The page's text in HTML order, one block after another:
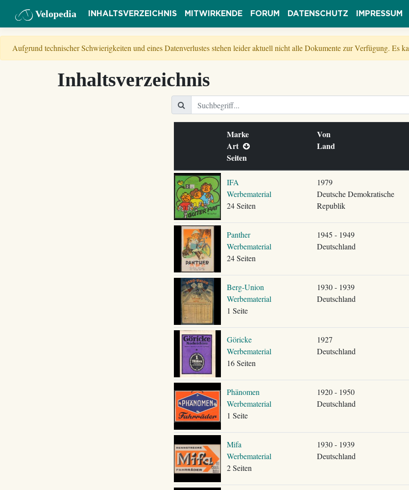
Velopedia INHALTSVERZEICHNIS MITWIRKENDE FORUM DATENSCHUTZ IMPRESSUM
Aufgrund technischer Schwierigkeiten und eines Datenverlustes stehen leider aktuell nicht alle Dokumente zur Verfügung. Es
Inhaltsverzeichnis
Marke
Art
Seiten
Von
Land
IFA
Werbematerial
24 Seiten
1979
Deutsche Demokratische
Republik
Panther
Werbematerial
24 Seiten
1945 - 1949
Deutschland
Berg-Union
Werbematerial
1 Seite
1930 - 1939
Deutschland
Göricke
Werbematerial
16 Seiten
1927
Deutschland
Phänomen
Werbematerial
1 Seite
1920 - 1950
Deutschland
Mifa
Werbematerial
2 Seiten
1930 - 1939
Deutschland